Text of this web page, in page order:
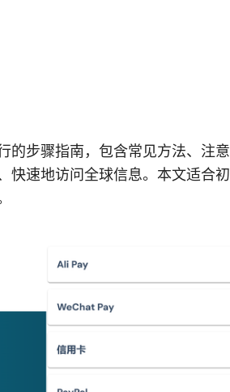
的步骤指南，包含常见方法、注
速地访问全球信息。本文适合初